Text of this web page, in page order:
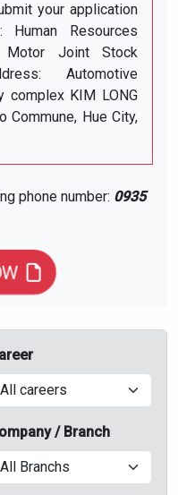
your application
Resources
Joint Stock
Automotive
complex KIM LONG
Commune, Hue City,
phone number: 0935
/ Branch